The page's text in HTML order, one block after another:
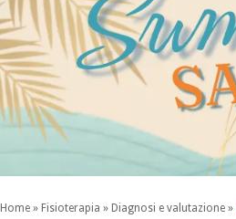
Home » Fisioterapia » Diagnosi e valutazione »